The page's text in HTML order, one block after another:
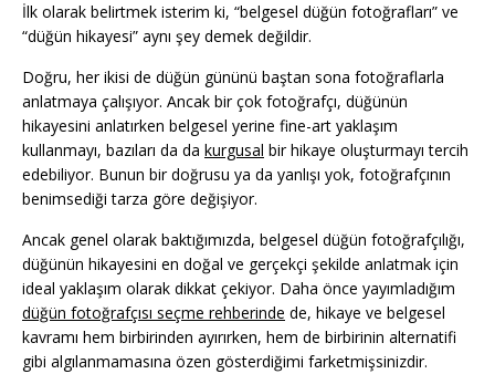
İlk olarak belirtmek isterim ki, “belgesel düğün fotoğrafları” ve
“düğün hikayesi” aynı şey demek değildir.
Doğru, her ikisi de düğün gününü baştan sona fotoğraflarla
anlatmaya çalışıyor. Ancak bir çok fotoğrafçı, düğünün
hikayesini anlatırken belgesel yerine fine-art yaklaşım
kullanmayı, bazıları da da kurgusal bir hikaye oluşturmayı tercih
edebiliyor. Bunun bir doğrusu ya da yanlışı yok, fotoğrafçının
benimsediği tarza göre değişiyor.
Ancak genel olarak baktığımızda, belgesel düğün fotoğrafçılığı,
düğünün hikayesini en doğal ve gerçekçi şekilde anlatmak için
ideal yaklaşım olarak dikkat çekiyor. Daha önce yayımladığım
düğün fotoğrafçısı seçme rehberinde de, hikaye ve belgesel
kavramı hem birbirinden ayırırken, hem de birbirinin alternatifi
gibi algılanmamasına özen gösterdiğimi farketmişsinizdir.